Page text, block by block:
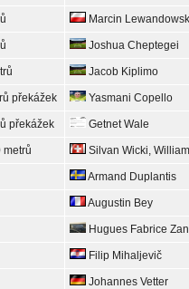
Marcin
Joshua Cheptegei
Jacob Kiplimo
překážek Yasmani Copello
překážek Getnet Wale
metrů Silvan Wicki,
Armand Duplantis
Augustin Bey
Hugues Fabrice
Filip Mihaljevič
Johannes Vetter